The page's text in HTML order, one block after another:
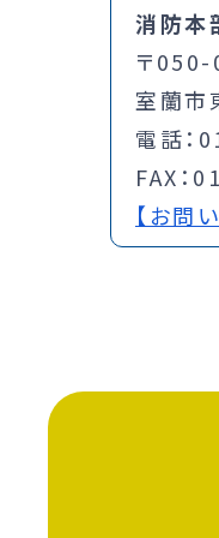
消防本
〒050-
室蘭市
電話：
FAX：
【お問